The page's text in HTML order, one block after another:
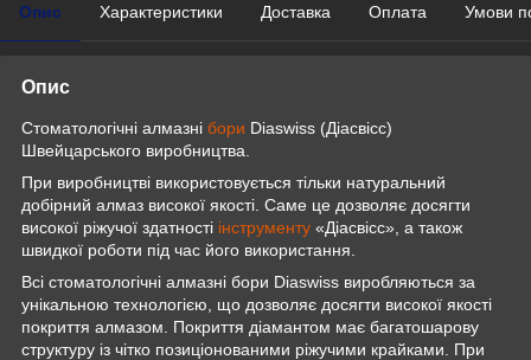
Опис Характеристики Доставка Оплата Умови
Опис
Стоматологічні алмазні бори Diaswiss (Діасвісс)
Швейцарського виробництва.
При виробництві використовується тільки натуральний
добірний алмаз високої якості. Саме це дозволяє досягти
високої ріжучої здатності інструменту «Діасвісс», а також
швидкої роботи під час його використання.
Всі стоматологічні алмазні бори Diaswiss виробляються за
унікальною технологією, що дозволяє досягти високої якості
покриття алмазом. Покриття діамантом має багатошарову
структуру із чітко позиціонованими ріжучими крайками. При